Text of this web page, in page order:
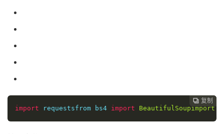
 复制
import requestsfrom bs4 import BeautifulSoupimport